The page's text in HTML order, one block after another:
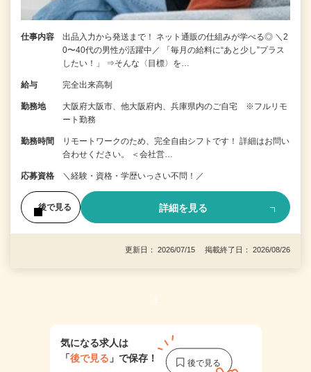
仕事内容
出品入力から発送まで！ ネット通販の仕組みが学べる◎ ＼2
0〜40代の男性が活躍中／ 「毎月の給料に“あと少し”プラス
したい！」 ⇒そんな〈目標〉を…
給与 完全出来高制
勤務地
大阪府大阪市、他大阪府内、兵庫県内のご自宅 ※フルリモ
ート勤務
勤務時間
リモートワークのため、完全自由シフトです！ 詳細はお問い
合わせください。 ＜会社営…
応募資格 ＼経験・資格・学歴いっさい不問！／
後で見る 詳細を見る
更新日： 2026/07/15 掲載終了日： 2026/08/26
1
気になる求人は
「後で見る 」で保存！